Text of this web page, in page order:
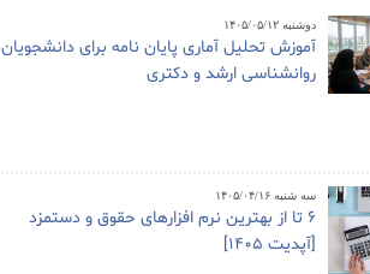
دوشنبه ۱۴۰۵/۰۵/۱۲
آموزش تحلیل آماری پایان نامه برای دانشجویان
روانشناسی ارشد و دکتری
سه شنبه ۱۴۰۵/۰۴/۱۶
6 تا از بهترین نرم افزارهای حقوق و دستمزد
[آپدیت 1405]